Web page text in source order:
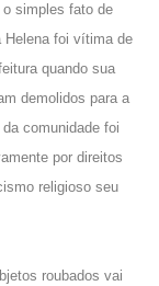
simples fato de
Helena foi vítima de
quando sua
demolidos para a
comunidade foi
por direitos
religioso seu
roubados vai